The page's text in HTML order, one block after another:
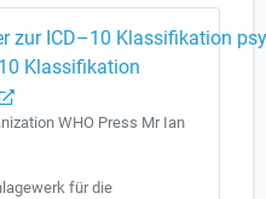
Klassifikation
WHO Press Mr Ian
für die